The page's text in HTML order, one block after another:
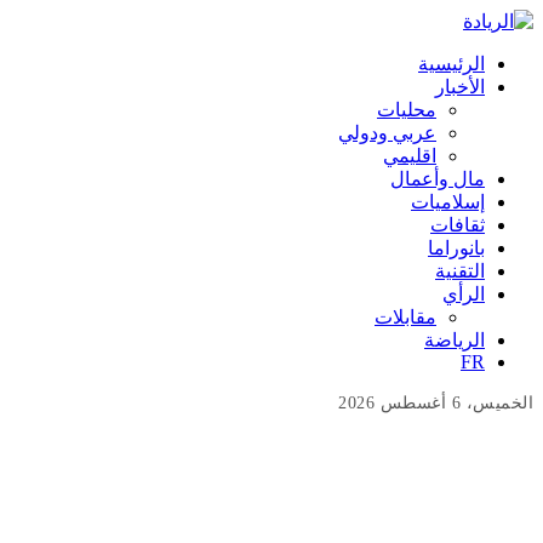
الرئيسية
الأخبار
محليات
عربي ودولي
اقليمي
مال وأعمال
إسلاميات
ثقافات
بانوراما
التقنية
الرأي
مقابلات
الرياضة
FR
الخميس، 6 أغسطس 2026